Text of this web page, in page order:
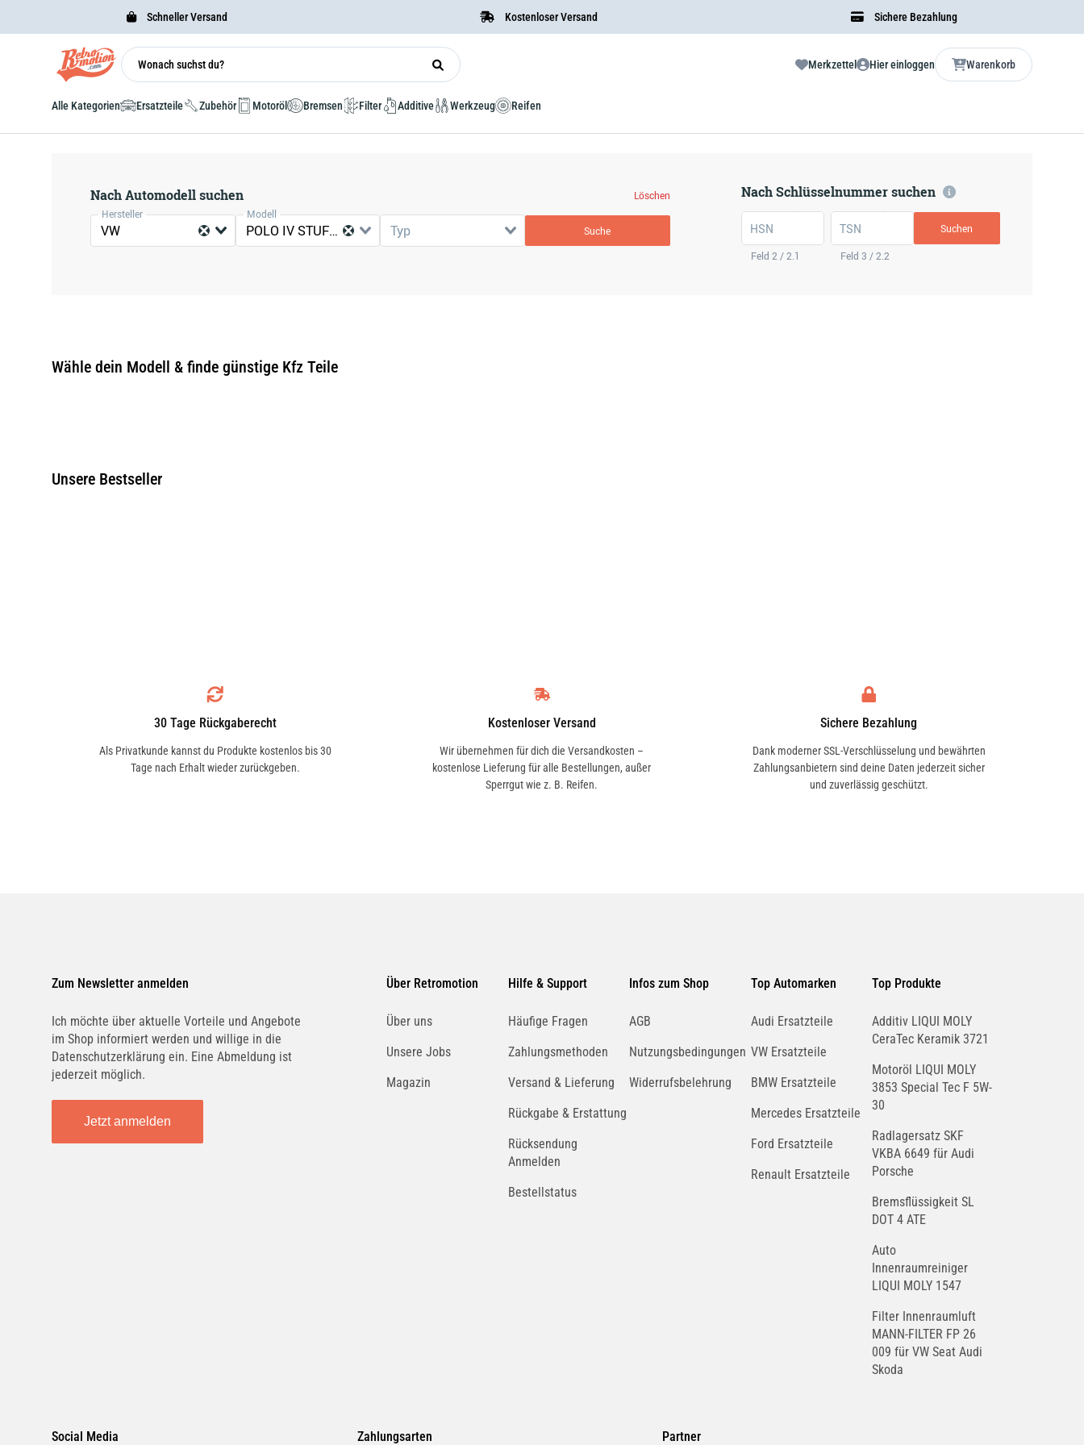
Schneller Versand Kostenloser Versand Sichere Bezahlung
Merkzettel Hier einloggen Warenkorb
Alle Kategorien Ersatzteile Zubehör Motoröl Bremsen Filter Additive Werkzeug Reifen
Nach Automodell suchen
Löschen
Hersteller
VW
Modell
POLO IV STUFENHECK (9N2, 9N4) Typ Suche
Nach Schlüsselnummer suchen
HSN
Feld 2 / 2.1
TSN
Feld 3 / 2.2
Suchen
Wähle dein Modell & finde günstige Kfz Teile
Unsere Bestseller
30 Tage Rückgaberecht
Als Privatkunde kannst du Produkte kostenlos bis 30
Tage nach Erhalt wieder zurückgeben.
Kostenloser Versand
Wir übernehmen für dich die Versandkosten –
kostenlose Lieferung für alle Bestellungen, außer
Sperrgut wie z. B. Reifen.
Sichere Bezahlung
Dank moderner SSL-Verschlüsselung und bewährten
Zahlungsanbietern sind deine Daten jederzeit sicher
und zuverlässig geschützt.
Zum Newsletter anmelden
Ich möchte über aktuelle Vorteile und Angebote
im Shop informiert werden und willige in die
Datenschutzerklärung ein. Eine Abmeldung ist
jederzeit möglich.
Jetzt anmelden
Über Retromotion
Über uns
Unsere Jobs
Magazin
Hilfe & Support
Häufige Fragen
Zahlungsmethoden
Versand & Lieferung
Rückgabe & Erstattung
Rücksendung
Anmelden
Bestellstatus
Infos zum Shop
AGB
Nutzungsbedingungen
Widerrufsbelehrung
Top Automarken
Audi Ersatzteile
VW Ersatzteile
BMW Ersatzteile
Mercedes Ersatzteile
Ford Ersatzteile
Renault Ersatzteile
Top Produkte
Additiv LIQUI MOLY
CeraTec Keramik 3721
Motoröl LIQUI MOLY
3853 Special Tec F 5W-
30
Radlagersatz SKF
VKBA 6649 für Audi
Porsche
Bremsflüssigkeit SL
DOT 4 ATE
Auto
Innenraumreiniger
LIQUI MOLY 1547
Filter Innenraumluft
MANN-FILTER FP 26
009 für VW Seat Audi
Skoda
Social Media Zahlungsarten Partner